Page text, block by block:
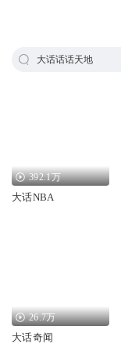
大话话话天地
392.1万
大话NBA
26.7万
大话奇闻